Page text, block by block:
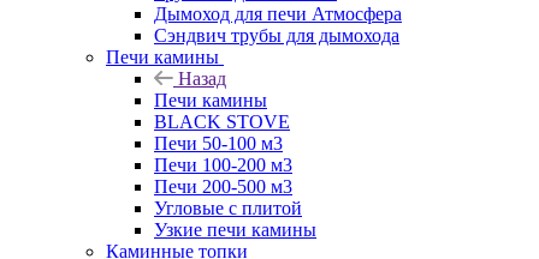
Дымоход для печи Атмосфера
Сэндвич трубы для дымохода
Печи камины
Назад
Печи камины
BLACK STOVE
Печи 50-100 м3
Печи 100-200 м3
Печи 200-500 м3
Угловые с плитой
Узкие печи камины
Каминные топки